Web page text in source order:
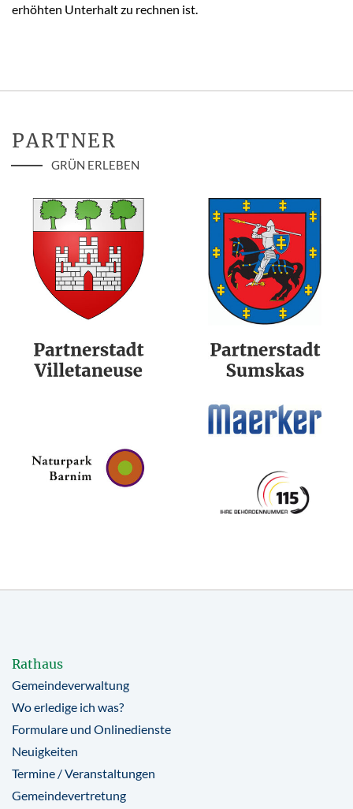
erhöhten Unterhalt zu rechnen ist.
PARTNER
GRÜN ERLEBEN
Rathaus
Gemeindeverwaltung
Wo erledige ich was?
Formulare und Onlinedienste
Neuigkeiten
Termine / Veranstaltungen
Gemeindevertretung